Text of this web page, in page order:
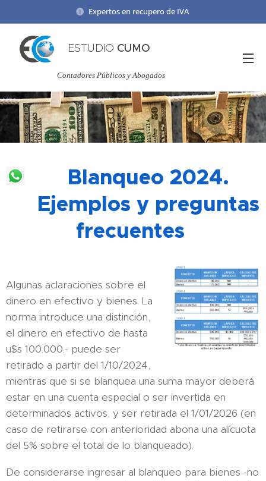
Expertos en recupero de IVA
ESTUDIO CUMO
Contadores Públicos y Abogados
Blanqueo 2024.
Ejemplos y preguntas
frecuentes
Algunas aclaraciones sobre el
dinero en efectivo y bienes. La
norma introduce una distinción,
el dinero en efectivo de hasta
u$s 100.000.- puede ser
retirado a partir del 1/10/2024,
mientras que si se blanquea una suma mayor deberá
estar en una cuenta especial o ser invertida en
determinados activos, y ser retirada el 1/01/2026 (en
caso de retirarse con anterioridad abona una alícuota
del 5% sobre el total de lo blanqueado).
De considerarse ingresar al blanqueo para bienes -no